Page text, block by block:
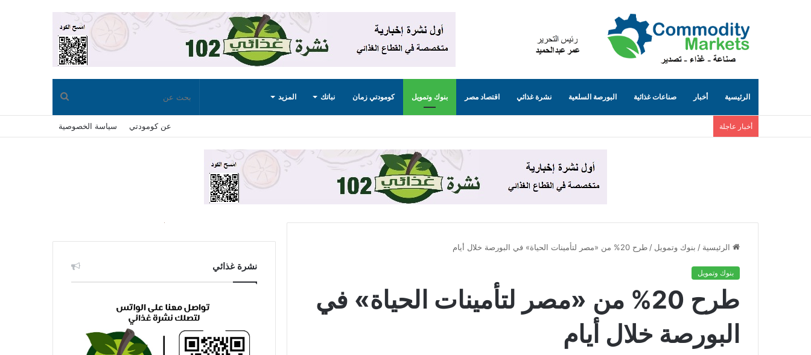
الرئيسية أخبار صناعات غذائية البورصة السلعية نشرة غذائي اقتصاد مصر بنوك وتمويل كومودتي زمان نباتك المزيد بحث
عن
أخبار عاجلة عن كومودتي سياسة الخصوصية
الرئيسية / بنوك وتمويل / طرح 20% من «مصر لتأمينات الحياة» في البورصة خلال أيام
بنوك وتمويل
طرح 20% من «مصر لتأمينات الحياة» في
البورصة خلال أيام
نشرة غذائي